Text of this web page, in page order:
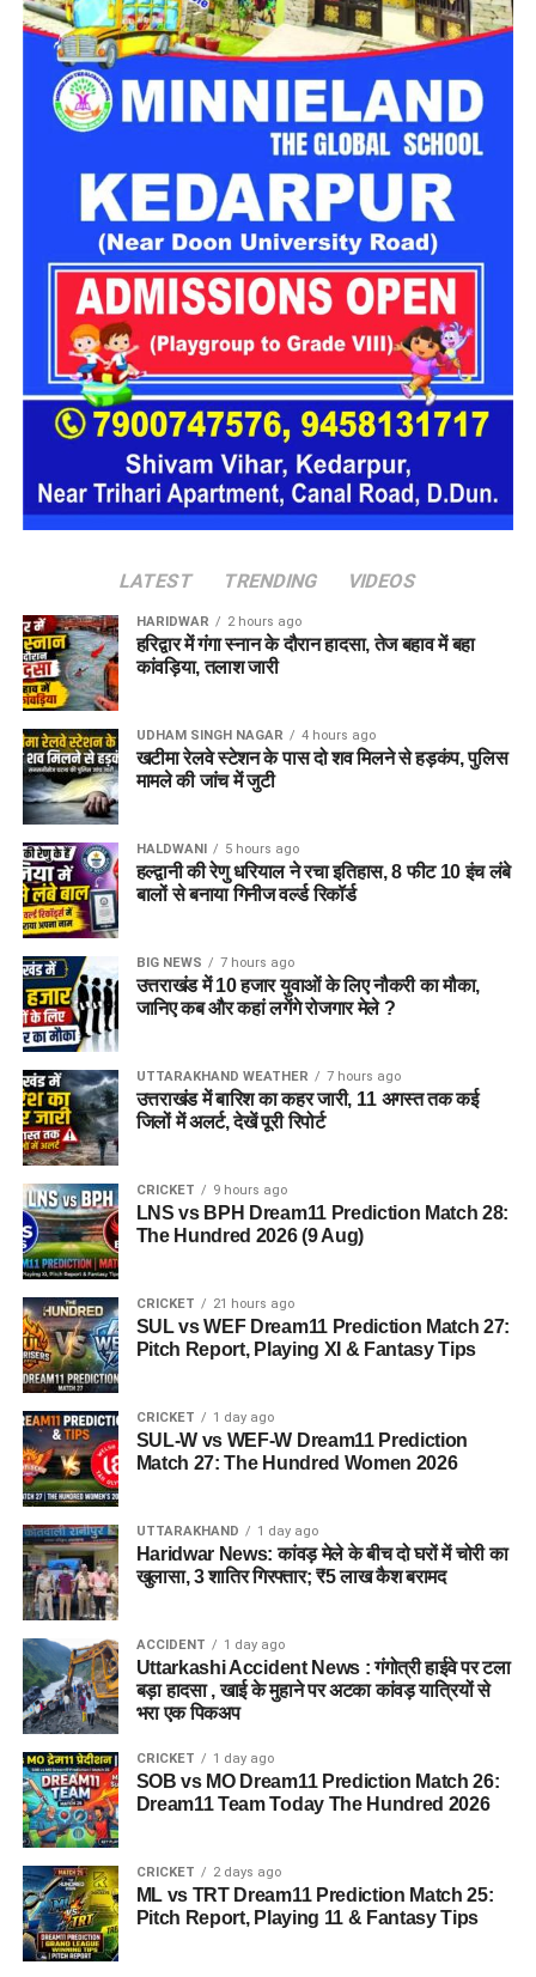
राणा के मुताबिक, नारी निकेतन में आने वाली कई महिलाएं और बच्चे खुद को
एक बंद संस्थान या जेल जैसी जगह पर महसूस करते हैं। यही वजह है कि
कई बार बच्चे वहां से निकलने या भागने की कोशिश तक करने लगते हैं।
इसी समस्या को ध्यान में रखते हुए विभाग अब ऐसा इंफ्रास्ट्रक्चर तैयार
करने की दिशा में काम कर रहा है, जहां रहने वाले लोगों को संस्थागत माहौल
के बजाय परिवार जैसा वातावरण मिल सके।
16 घरों में मिलेगा परिवार जैसा माहौल
प्रस्तावित आलंबन गांव में कॉटेज और छोटे घर विकसित किए जाएंगे। यहां
एक परिवार की तर्ज पर लोगों को रखा जाएगा। योजना के मुताबिक, एक
यूनिट में करीब दो महिलाएं, चार बच्चे और एक किशोरी को शामिल किया
जाएगा। इस तरह उन्हें एक परिवार की तरह साथ रहने का अवसर मिलेगा।
हर यूनिट में अलग किचन जैसी सुविधाएं भी होंगी, ताकि वहां रहने वाली
महिलाओं और बच्चों को रोजमर्रा के जीवन में ज्यादा स्वतंत्रता और जिम्मेदारी
का अनुभव हो सके। प्रस्तावित परिसर में कुल 16 घर विकसित किए
जाएंगे, जिनमें करीब 88 लोगों के रहने की व्यवस्था होगी।
जेल नहीं, रेजिडेंशियल कॉम्प्लेक्स जैसा
होगा माहौल
आलंबन गांव की सबसे खास बात यही होगी कि यहां रहने वाली महिलाओं
और बच्चों को यह महसूस न हो कि वे किसी जेल या बंद संस्थान में रह रहे
हैं। इसके बजाय पूरा परिसर एक रेजिडेंशियल कॉम्प्लेक्स की तरह विकसित
किया जाएगा, जहां सुरक्षा के साथ रहने, पढ़ाई, दैनिक जीवन और सामाजिक
विकास से जुड़ी सुविधाएं उपलब्ध होंगी।
परिसर को आधुनिक सुविधाओं से लैस करने की योजना है। यहां आंगनबाड़ी
केंद्र भी खोले जाएंगे। जरूरत पड़ने पर प्राथमिक विद्यालय की सुविधा भी
उपलब्ध कराई जा सकती है। इस पहल का मकसद सिर्फ महिलाओं और
बच्चों को रहने की जगह देना नहीं, बल्कि उन्हें ऐसा वातावरण उपलब्ध कराना
है, जहां वे खुद को सुरक्षित, सम्मानित और परिवार का हिस्सा महसूस कर
सकें।
5 एकड़ जमीन की हो रही है तलाश
आलंबन गांव विकसित करने के लिए करीब 5 एकड़ जमीन की आवश्यकता
बताई गई है। विभाग की पहली प्राथमिकता देहरादून जिले या उसके
आसपास जमीन तलाशने की थी, लेकिन फिलहाल उपयुक्त जमीन उपलब्ध
नहीं हो पाई है। अब विभाग की ओर से हरिद्वार और आसपास के क्षेत्रों में
जमीन की तलाश की जा रही है। अधिकारियों को उम्मीद है कि हरिद्वार में
इसके लिए उपयुक्त जमीन मिल सकती है।
इसके अलावा उत्तरकाशी जिले के चिन्यालीसौड़ में भी एक जमीन को लेकर
संभावनाएं देखी जा रही हैं। विभाग यह जांच कर रहा है कि वहां की जमीन
और परिस्थितियां आलंबन गांव के निर्माण के लिए उपयुक्त हैं या नहीं।
महिलाओं और बच्चों को मिलेगा नया जीवन
आलंबन गांव की यह योजना सिर्फ एक नया भवन या परिसर तैयार करने की
कवायद नहीं है, बल्कि नारी निकेतन में रहने वाली महिलाओं और बच्चों के
प्रति सोच में बदलाव की कोशिश भी है।
अगर यह योजना धरातल पर उतरती है तो संस्थागत जीवन की जगह उन्हें
परिवार जैसा माहौल, बेहतर स्वतंत्रता और सामाजिक वातावरण मिल
सकेगा। इससे बच्चों और महिलाओं के मानसिक और सामाजिक विकास में
LATEST TRENDING VIDEOS
HARIDWAR 2 hours ago
हरिद्वार में गंगा स्नान के दौरान हादसा, तेज बहाव में बहा
कांवड़िया, तलाश जारी
UDHAM SINGH NAGAR 4 hours ago
खटीमा रेलवे स्टेशन के पास दो शव मिलने से हड़कंप, पुलिस
मामले की जांच में जुटी
HALDWANI 5 hours ago
हल्द्वानी की रेणु धरियाल ने रचा इतिहास, 8 फीट 10 इंच लंबे
बालों से बनाया गिनीज वर्ल्ड रिकॉर्ड
BIG NEWS 7 hours ago
उत्तराखंड में 10 हजार युवाओं के लिए नौकरी का मौका,
जानिए कब और कहां लगेंगे रोजगार मेले ?
UTTARAKHAND WEATHER 7 hours ago
उत्तराखंड में बारिश का कहर जारी, 11 अगस्त तक कई
जिलों में अलर्ट, देखें पूरी रिपोर्ट
CRICKET 9 hours ago
LNS vs BPH Dream11 Prediction Match 28:
The Hundred 2026 (9 Aug)
CRICKET 21 hours ago
SUL vs WEF Dream11 Prediction Match 27:
Pitch Report, Playing XI & Fantasy Tips
CRICKET 1 day ago
SUL-W vs WEF-W Dream11 Prediction
Match 27: The Hundred Women 2026
UTTARAKHAND 1 day ago
Haridwar News: कांवड़ मेले के बीच दो घरों में चोरी का
खुलासा, 3 शातिर गिरफ्तार; ₹5 लाख कैश बरामद
ACCIDENT 1 day ago
Uttarkashi Accident News : गंगोत्री हाईवे पर टला
बड़ा हादसा , खाई के मुहाने पर अटका कांवड़ यात्रियों से
भरा एक पिकअप
CRICKET 1 day ago
SOB vs MO Dream11 Prediction Match 26:
Dream11 Team Today The Hundred 2026
CRICKET 2 days ago
ML vs TRT Dream11 Prediction Match 25:
Pitch Report, Playing 11 & Fantasy Tips